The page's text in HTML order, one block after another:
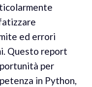
ed errori
Questo report
per
in Python,